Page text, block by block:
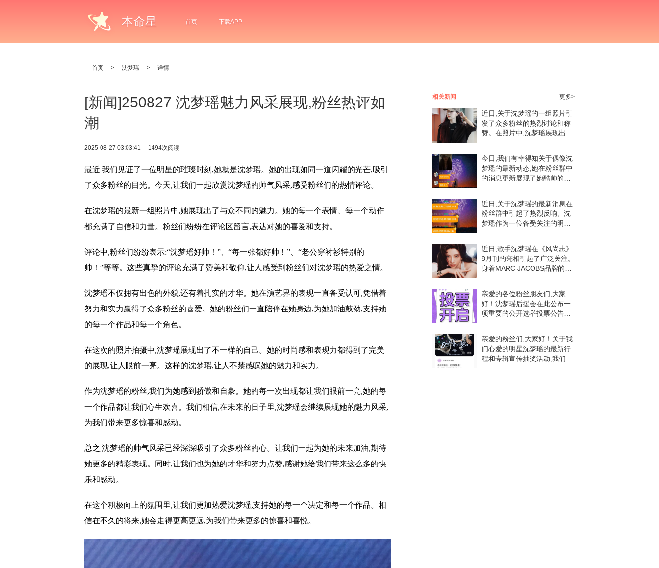
本命星 首页 下载APP
首页 > 沈梦瑶 > 详情
[新闻]250827 沈梦瑶魅力风采展现,粉丝热评如
潮
2025-08-27 03:03:41 1494次阅读
最近,我们见证了一位明星的璀璨时刻,她就是沈梦瑶。她的出现如同一道闪耀的光芒,吸引
了众多粉丝的目光。今天,让我们一起欣赏沈梦瑶的帅气风采,感受粉丝们的热情评论。
在沈梦瑶的最新一组照片中,她展现出了与众不同的魅力。她的每一个表情、每一个动作
都充满了自信和力量。粉丝们纷纷在评论区留言,表达对她的喜爱和支持。
评论中,粉丝们纷纷表示:“沈梦瑶好帅！”、“每一张都好帅！”、“老公穿衬衫特别的
帅！”等等。这些真挚的评论充满了赞美和敬仰,让人感受到粉丝们对沈梦瑶的热爱之情。
沈梦瑶不仅拥有出色的外貌,还有着扎实的才华。她在演艺界的表现一直备受认可,凭借着
努力和实力赢得了众多粉丝的喜爱。她的粉丝们一直陪伴在她身边,为她加油鼓劲,支持她
的每一个作品和每一个角色。
在这次的照片拍摄中,沈梦瑶展现出了不一样的自己。她的时尚感和表现力都得到了完美
的展现,让人眼前一亮。这样的沈梦瑶,让人不禁感叹她的魅力和实力。
作为沈梦瑶的粉丝,我们为她感到骄傲和自豪。她的每一次出现都让我们眼前一亮,她的每
一个作品都让我们心生欢喜。我们相信,在未来的日子里,沈梦瑶会继续展现她的魅力风采,
为我们带来更多惊喜和感动。
总之,沈梦瑶的帅气风采已经深深吸引了众多粉丝的心。让我们一起为她的未来加油,期待
她更多的精彩表现。同时,让我们也为她的才华和努力点赞,感谢她给我们带来这么多的快
乐和感动。
在这个积极向上的氛围里,让我们更加热爱沈梦瑶,支持她的每一个决定和每一个作品。相
信在不久的将来,她会走得更高更远,为我们带来更多的惊喜和喜悦。
相关新闻 更多>
近日,关于沈梦瑶的一组照片引
发了众多粉丝的热烈讨论和称
赞。在照片中,沈梦瑶展现出了
们心中的偶像,不仅因为其出色
的才华和表演能力,
今日,我们有幸得知关于偶像沈
梦瑶的最新动态,她在粉丝群中
的消息更新展现了她酷帅的一
长和进步都感到骄傲和自豪。
沈梦瑶以其独特的
近日,关于沈梦瑶的最新消息在
粉丝群中引起了热烈反响。沈
梦瑶作为一位备受关注的明星,
瑶发布了一条关于她正在筹备
首张正规实体专辑s
近日,歌手沈梦瑶在《风尚志》
8月刊的亮相引起了广泛关注。
身着MARC JACOBS品牌的精
次的杂志拍摄中,沈梦瑶身着的
MARC
亲爱的各位粉丝朋友们,大家
好！沈梦瑶后援会在此公布一
项重要的公开选举投票公告。
们携手共进,为偶像的未来助
力。由于上一次投票未达
亲爱的粉丝们,大家好！关于我
们心爱的明星沈梦瑶的最新行
程和专辑宣传抽奖活动,我们终